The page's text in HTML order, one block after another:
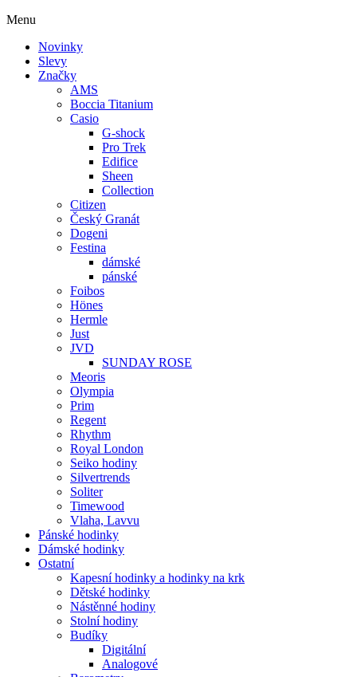
Menu
Novinky
Slevy
Značky
AMS
Boccia Titanium
Casio
G-shock
Pro Trek
Edifice
Sheen
Collection
Citizen
Český Granát
Dogeni
Festina
dámské
pánské
Foibos
Hönes
Hermle
Just
JVD
SUNDAY ROSE
Meoris
Olympia
Prim
Regent
Rhythm
Royal London
Seiko hodiny
Silvertrends
Soliter
Timewood
Vlaha, Lavvu
Pánské hodinky
Dámské hodinky
Ostatní
Kapesní hodinky a hodinky na krk
Dětské hodinky
Nástěnné hodiny
Stolní hodiny
Budíky
Digitální
Analogové